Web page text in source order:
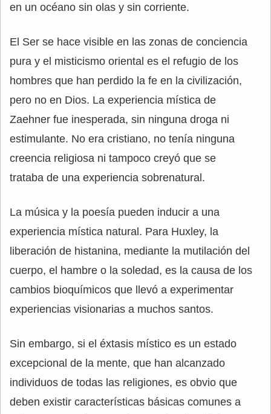
en un océano sin olas y sin corriente.
El Ser se hace visible en las zonas de conciencia
pura y el misticismo oriental es el refugio de los
hombres que han perdido la fe en la civilización,
pero no en Dios. La experiencia mística de
Zaehner fue inesperada, sin ninguna droga ni
estimulante. No era cristiano, no tenía ninguna
creencia religiosa ni tampoco creyó que se
trataba de una experiencia sobrenatural.
La música y la poesía pueden inducir a una
experiencia mística natural. Para Huxley, la
liberación de histanina, mediante la mutilación del
cuerpo, el hambre o la soledad, es la causa de los
cambios bioquímicos que llevó a experimentar
experiencias visionarias a muchos santos.
Sin embargo, si el éxtasis místico es un estado
excepcional de la mente, que han alcanzado
individuos de todas las religiones, es obvio que
deben existir características básicas comunes a